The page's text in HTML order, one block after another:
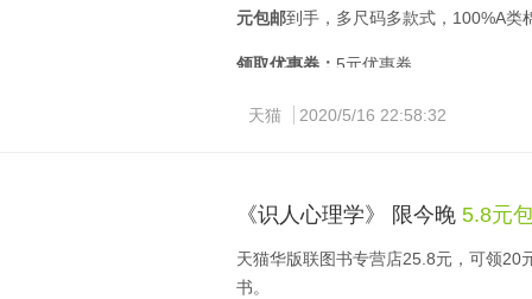
元包邮到手，多尺码多款式，100%A类
领取优惠券： 5元优惠券
天猫 2020/5/16 22:58:32
《识人心理学》 限今晚 5.8元
天猫华版联图书专营店25.8元，可领20
书。